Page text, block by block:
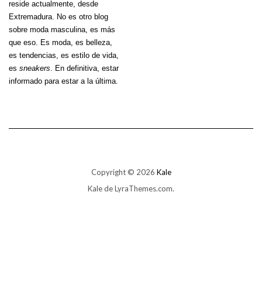
reside actualmente, desde
Extremadura. No es otro blog
sobre moda masculina, es más
que eso. Es moda, es belleza,
es tendencias, es estilo de vida,
es sneakers . En definitiva, estar
informado para estar a la última.
Copyright © 2026 Kale
Kalede LyraThemes.com.